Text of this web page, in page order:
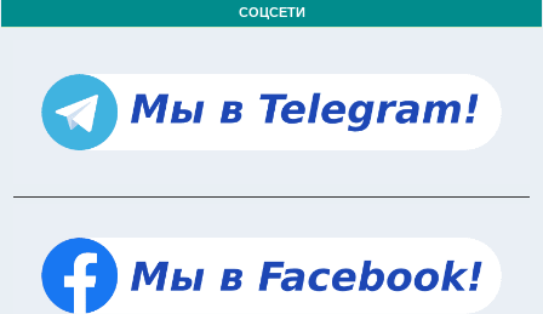
СОЦСЕТИ